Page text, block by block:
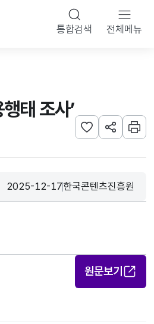
통합검색 전체메뉴
태 조사’
관심사 등록하기
URL 공유하
인쇄
등록일
2025-12-17
수집기관
한국콘텐츠진흥원
원문보기